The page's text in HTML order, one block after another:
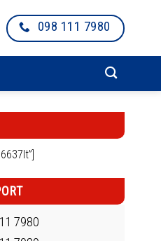
098 111 7980
7980